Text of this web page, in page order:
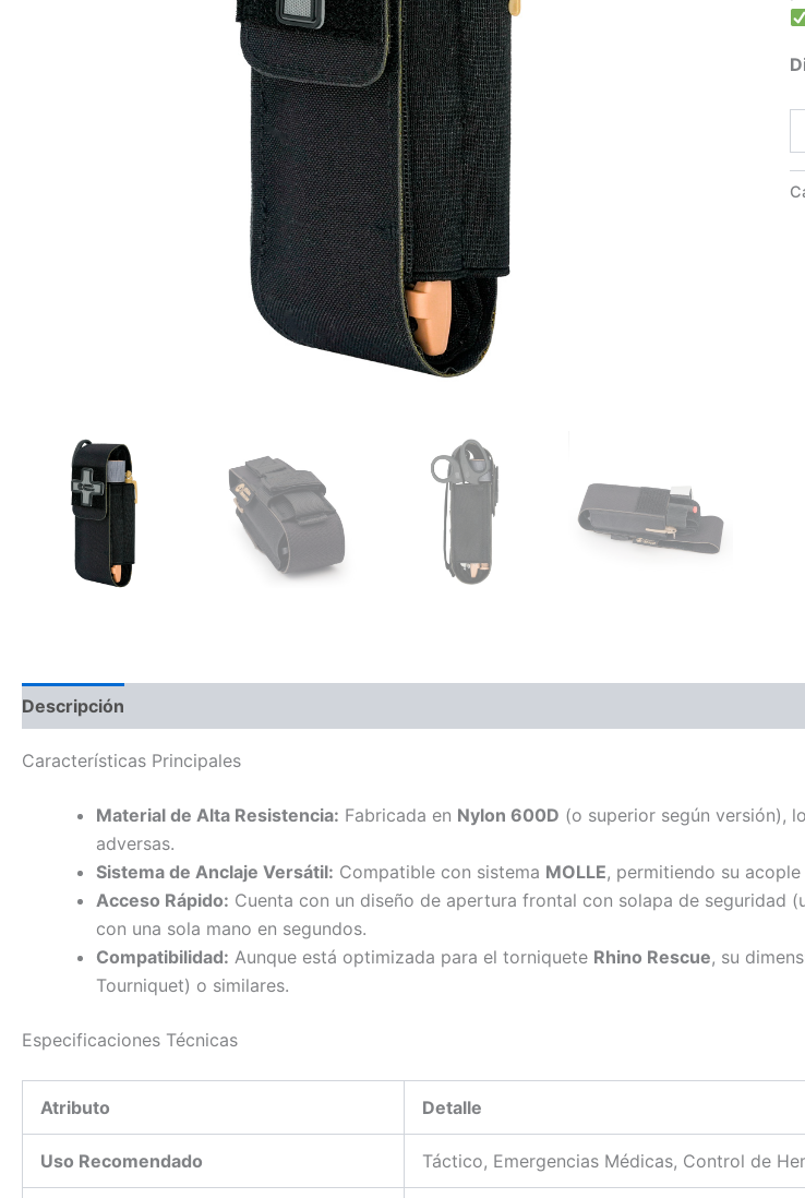
Descripción
Características Principales
Material de Alta Resistencia: Fabricada en Nylon 600D (o superior según versión),
adversas.
Sistema de Anclaje Versátil: Compatible con sistema MOLLE, permitiendo su
Acceso Rápido: Cuenta con un diseño de apertura frontal con solapa de seguridad
con una sola mano en segundos.
Compatibilidad: Aunque está optimizada para el torniquete Rhino Rescue, su
Tourniquet) o similares.
Especificaciones Técnicas
Atributo Detalle
Uso Recomendado Táctico, Emergencias Médicas, Control de